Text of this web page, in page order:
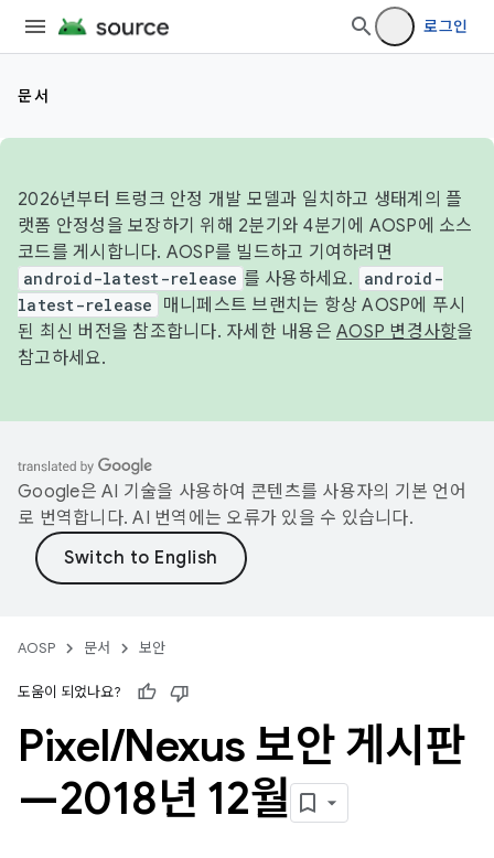
로그인
문서
2026년부터 트렁크 안정 개발 모델과 일치하고 생태계의 플
랫폼 안정성을 보장하기 위해 2분기와 4분기에 AOSP에 소스
코드를 게시합니다. AOSP를 빌드하고 기여하려면
android-latest-release 를 사용하세요.
android-
latest-release
매니페스트 브랜치는 항상 AOSP에 푸시
된 최신 버전을 참조합니다. 자세한 내용은 AOSP 변경사항을
참고하세요.
Google은 AI 기술을 사용하여 콘텐츠를 사용자의 기본 언어
로 번역합니다. AI 번역에는 오류가 있을 수 있습니다.
AOSP 문서 보안
도움이 되었나요?
Pixel/Nexus 보안 게시판
—2018년 12월